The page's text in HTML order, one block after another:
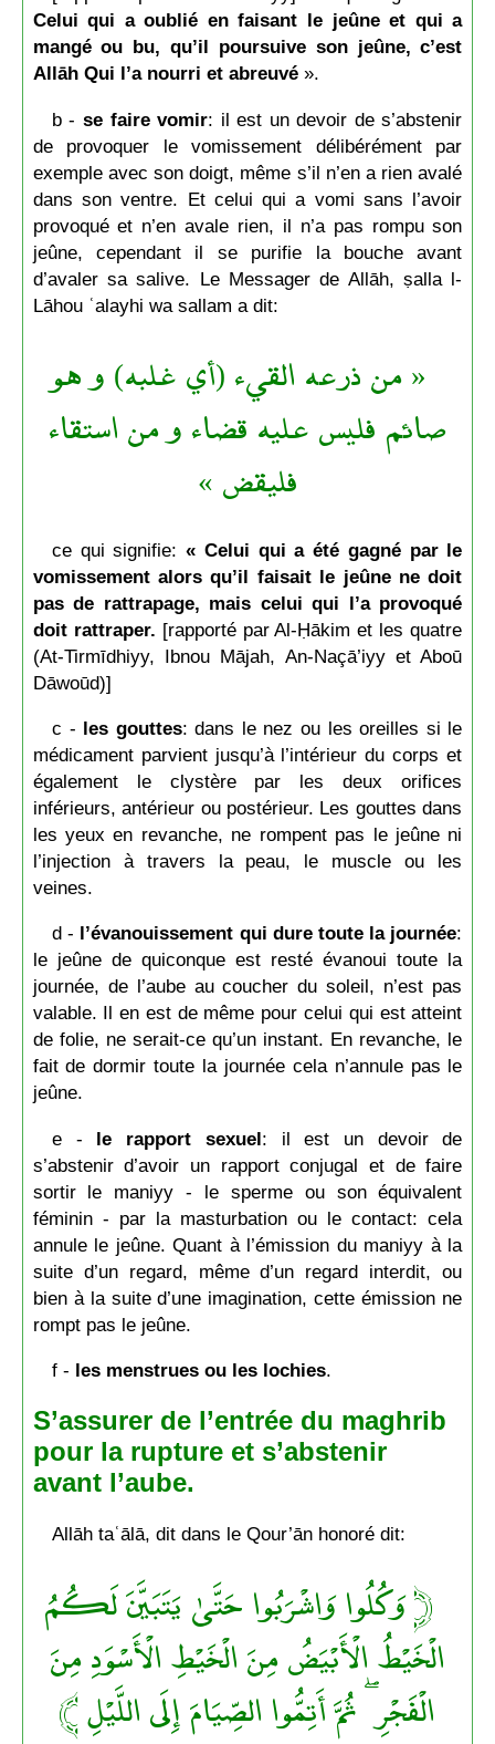
Celui qui a oublié en faisant le jeûne et qui a
mangé ou bu, qu’il poursuive son jeûne, c’est
Allāh Qui l’a nourri et abreuvé ».
b -se faire vomir: il est un devoir de s’abstenir
de provoquer le vomissement délibérément par
exemple avec son doigt, même s’il n’en a rien avalé
dans son ventre. Et celui qui a vomi sans l’avoir
provoqué et n’en avale rien, il n’a pas rompu son
jeûne, cependant il se purifie la bouche avant
d’avaler sa salive. Le Messager de Allāh, ṣalla l-
Lāhou ʿalayhi wa sallam a dit:
« من ذرعه القيء (أي غلبه) و هو
صائم فليس عليه قضاء و من استقاء
فليقض »
ce qui signifie:« Celui qui a été gagné par le
vomissement alors qu’il faisait le jeûne ne doit
pas de rattrapage, mais celui qui l’a provoqué
doit rattraper. [rapporté par Al-Ḥākim et les quatre
(At-Tirmīdhiyy, Ibnou Mājah, An-Naçā’iyy et Aboū
Dāwoūd)]
c - les gouttes: dans le nez ou les oreilles si le
médicament parvient jusqu’à l’intérieur du corps et
également le clystère par les deux orifices
inférieurs, antérieur ou postérieur. Les gouttes dans
les yeux en revanche, ne rompent pas le jeûne ni
l’injection à travers la peau, le muscle ou les
veines.
d - l’évanouissement qui dure toute la journée:
le jeûne de quiconque est resté évanoui toute la
journée, de l’aube au coucher du soleil, n’est pas
valable. Il en est de même pour celui qui est atteint
de folie, ne serait-ce qu’un instant. En revanche, le
fait de dormir toute la journée cela n’annule pas le
jeûne.
e - le rapport sexuel: il est un devoir de
s’abstenir d’avoir un rapport conjugal et de faire
sortir le maniyy - le sperme ou son équivalent
féminin - par la masturbation ou le contact: cela
annule le jeûne. Quant à l’émission du maniyy à la
suite d’un regard, même d’un regard interdit, ou
bien à la suite d’une imagination, cette émission ne
rompt pas le jeûne.
f - les menstrues ou les lochies.
S’assurer de l’entrée du maghrib
pour la rupture et s’abstenir
avant l’aube.
Allāh taʿālā, dit dans le Qour’ān honoré dit:
﴿ وَكُلُوا وَاشْرَ‌بُوا حَتَّىٰ يَتَبَيَّنَ لَكُمُ
الْخَيْطُ الْأَبْيَضُ مِنَ الْخَيْطِ الْأَسْوَدِ مِنَ
الْفَجْرِ‌ ۖ ثُمَّ أَتِمُّوا الصِّيَامَ إِلَى اللَّيْلِ ﴾